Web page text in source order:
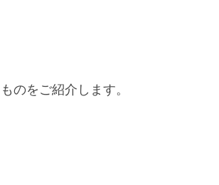
のをご紹介します。